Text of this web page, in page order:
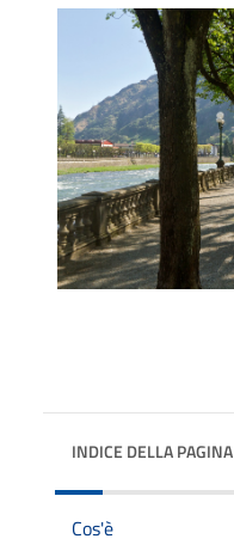
INDICE DELLA PAGINA
Cos'è